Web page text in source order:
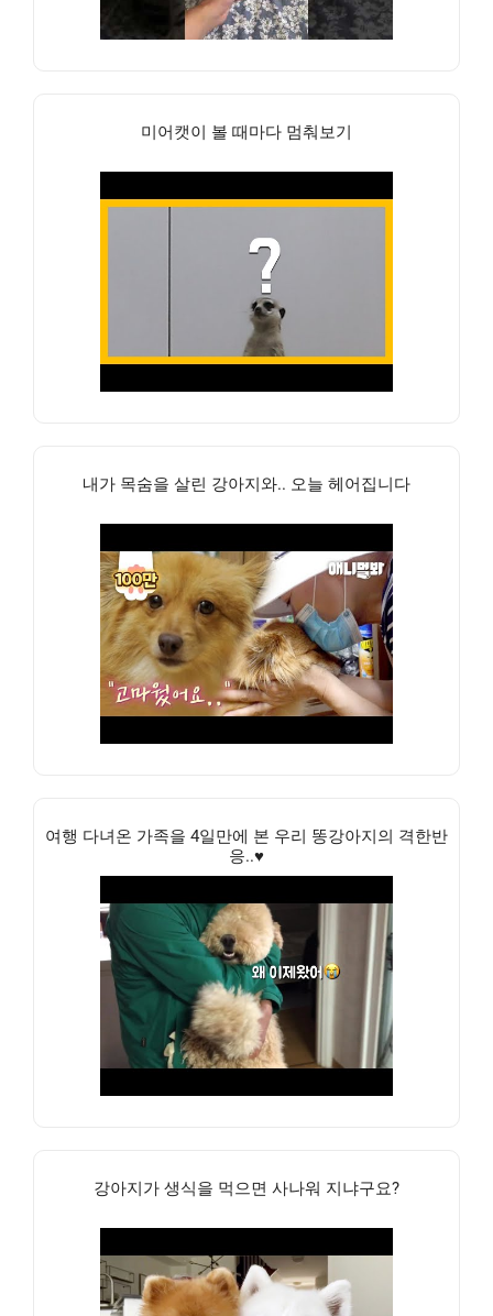
미어캣이 볼 때마다 멈춰보기
내가 목숨을 살린 강아지와.. 오늘 헤어집니다
여행 다녀온 가족을 4일만에 본 우리 똥강아지의 격한반
응..♥
강아지가 생식을 먹으면 사나워 지냐구요?